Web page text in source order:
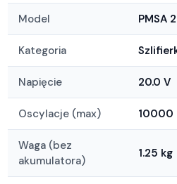
Model PMSA
Kategoria
Napięcie 20.0 V
Oscylacje (max) 10000
Waga (bez
akumulatora)
1.25 kg